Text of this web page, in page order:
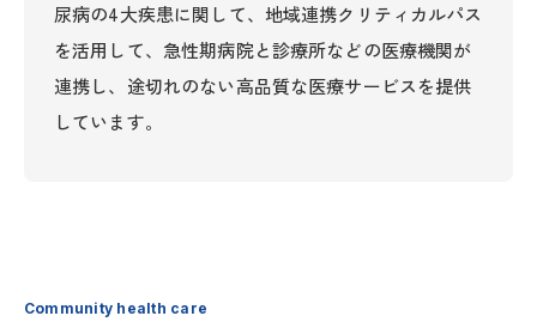
尿病の4大疾患に関して、地域連携クリティカルパス
を活用して、急性期病院と診療所などの医療機関が
連携し、途切れのない高品質な医療サービスを提供
しています。
Community health care